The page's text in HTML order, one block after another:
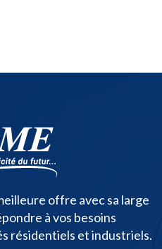
offre avec sa large
à vos besoins
résidentiels et industriels.